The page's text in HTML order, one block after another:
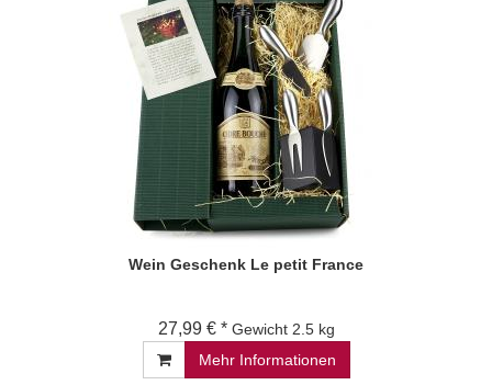
Wein Geschenk Le petit France
27,99 € * Gewicht 2.5 kg
Mehr Informationen